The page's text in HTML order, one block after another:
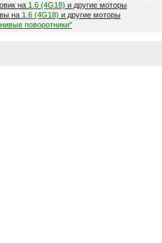
на 1.6 (4G18) и другие моторы
на 1.6 (4G18) и другие моторы
поворотники"